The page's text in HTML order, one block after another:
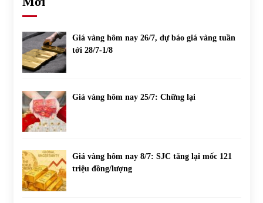
Giá vàng hôm nay 26/7, dự báo giá vàng tuần
tới 28/7-1/8
Giá vàng hôm nay 25/7: Chững lại
Giá vàng hôm nay 8/7: SJC tăng lại mốc 121
triệu đồng/lượng